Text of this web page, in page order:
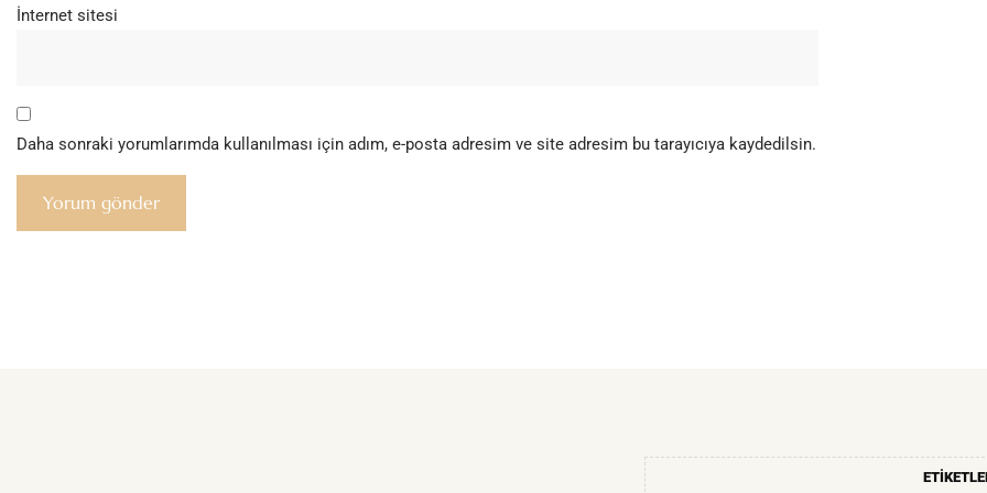
İnternet sitesi
Daha sonraki yorumlarımda kullanılması için adım, e-posta adresim ve site adresim bu tarayıcıya kaydedilsin.